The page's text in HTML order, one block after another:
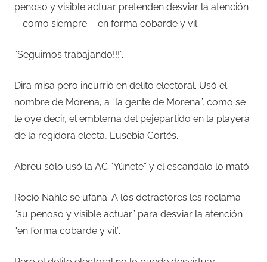
penoso y visible actuar pretenden desviar la atención
—como siempre— en forma cobarde y vil.
“Seguimos trabajando!!!”.
Dirá misa pero incurrió en delito electoral. Usó el
nombre de Morena, a “la gente de Morena”, como se
le oye decir, el emblema del pejepartido en la playera
de la regidora electa, Eusebia Cortés.
Abreu sólo usó la AC “Yúnete” y el escándalo lo mató.
Rocío Nahle se ufana. A los detractores les reclama
“su penoso y visible actuar” para desviar la atención
“en forma cobarde y vil”.